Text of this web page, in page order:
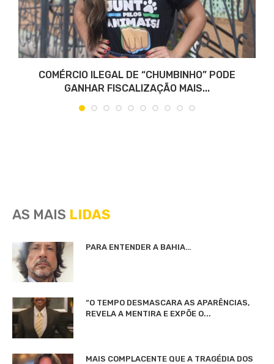
COMÉRCIO ILEGAL DE “CHUMBINHO” PODE
GANHAR FISCALIZAÇÃO MAIS...
AS MAIS LIDAS
PARA ENTENDER A BAHIA…
“O TEMPO DESMASCARA AS APARÊNCIAS,
REVELA A MENTIRA E EXPÕE O...
MAIS COMPLACENTE QUE A TRAGÉDIA DOS